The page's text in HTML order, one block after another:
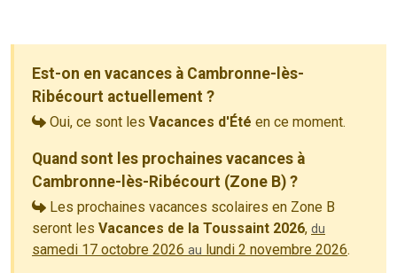
Est-on en vacances à Cambronne-lès-
Ribécourt actuellement ?
Oui, ce sont les Vacances d'Été en ce moment.
Quand sont les prochaines vacances à
Cambronne-lès-Ribécourt (Zone B) ?
Les prochaines vacances scolaires en Zone B
seront les Vacances de la Toussaint 2026, du
samedi 17 octobre 2026 au lundi 2 novembre 2026.